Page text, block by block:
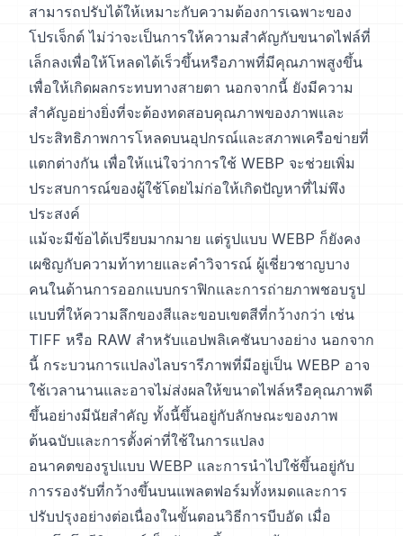
สามารถปรับได้ให้เหมาะกับความต้องการเฉพาะของ
โปรเจ็กต์ ไม่ว่าจะเป็นการให้ความสำคัญกับขนาดไฟล์ที่
เล็กลงเพื่อให้โหลดได้เร็วขึ้นหรือภาพที่มีคุณภาพสูงขึ้น
เพื่อให้เกิดผลกระทบทางสายตา นอกจากนี้ ยังมีความ
สำคัญอย่างยิ่งที่จะต้องทดสอบคุณภาพของภาพและ
ประสิทธิภาพการโหลดบนอุปกรณ์และสภาพเครือข่ายที่
แตกต่างกัน เพื่อให้แน่ใจว่าการใช้ WEBP จะช่วยเพิ่ม
ประสบการณ์ของผู้ใช้โดยไม่ก่อให้เกิดปัญหาที่ไม่พึง
ประสงค์
แม้จะมีข้อได้เปรียบมากมาย แต่รูปแบบ WEBP ก็ยังคง
เผชิญกับความท้าทายและคำวิจารณ์ ผู้เชี่ยวชาญบาง
คนในด้านการออกแบบกราฟิกและการถ่ายภาพชอบรูป
แบบที่ให้ความลึกของสีและขอบเขตสีที่กว้างกว่า เช่น
TIFF หรือ RAW สำหรับแอปพลิเคชันบางอย่าง นอกจาก
นี้ กระบวนการแปลงไลบรารีภาพที่มีอยู่เป็น WEBP อาจ
ใช้เวลานานและอาจไม่ส่งผลให้ขนาดไฟล์หรือคุณภาพดี
ขึ้นอย่างมีนัยสำคัญ ทั้งนี้ขึ้นอยู่กับลักษณะของภาพ
ต้นฉบับและการตั้งค่าที่ใช้ในการแปลง
อนาคตของรูปแบบ WEBP และการนำไปใช้ขึ้นอยู่กับ
การรองรับที่กว้างขึ้นบนแพลตฟอร์มทั้งหมดและการ
ปรับปรุงอย่างต่อเนื่องในขั้นตอนวิธีการบีบอัด เมื่อ